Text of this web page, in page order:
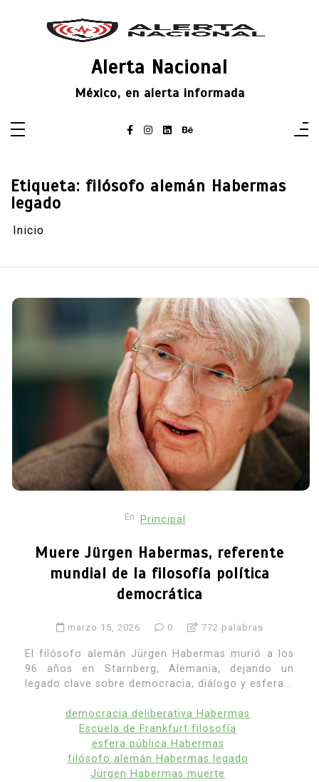
Alerta Nacional
México, en alerta informada
Etiqueta: filósofo alemán Habermas
legado
Inicio
En Principal
Muere Jürgen Habermas, referente
mundial de la filosofía política
democrática
marzo 15, 2026 0 772 palabras
El filósofo alemán Jürgen Habermas murió a los
96 años en Starnberg, Alemania, dejando un
legado clave sobre democracia, diálogo y esfera...
democracia deliberativa Habermas
Escuela de Frankfurt filosofía
esfera pública Habermas
filósofo alemán Habermas legado
Jürgen Habermas muerte